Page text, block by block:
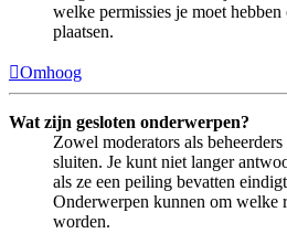
welke permissies je moet
plaatsen.
Omhoog
Wat zijn gesloten onderwerpen?
Zowel moderators als
sluiten. Je kunt niet langer
als ze een peiling bevatten
Onderwerpen kunnen om welke
worden.